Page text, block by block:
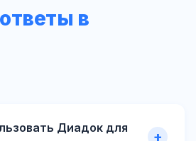
в
Диадок для